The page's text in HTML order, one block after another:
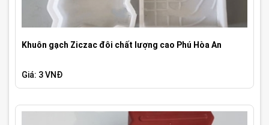
Khuôn gạch Ziczac đôi chất lượng cao Phú Hòa An
Giá: 3 VNĐ